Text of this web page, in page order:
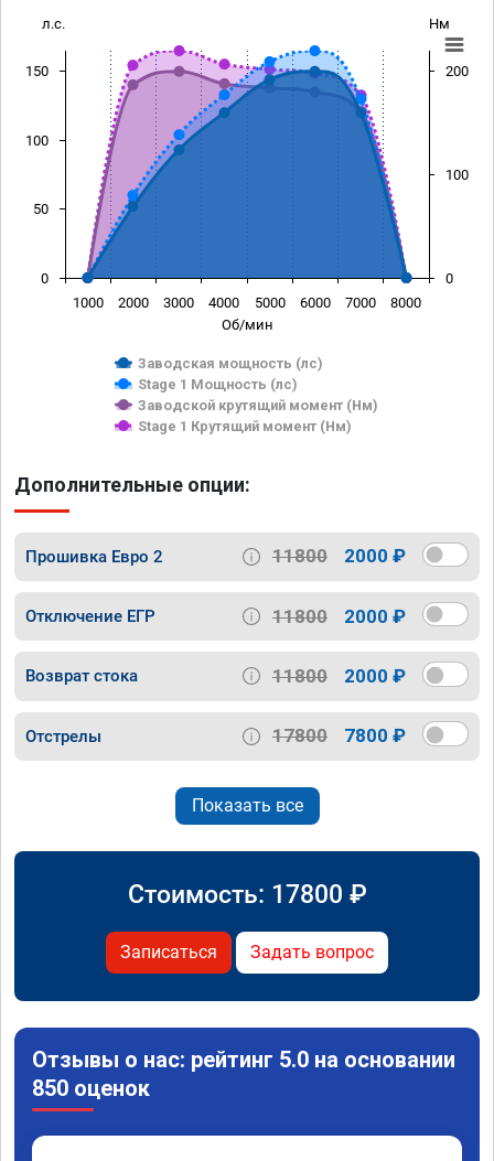
Об/мин
л.с. Нм
Заводская мощность (лс)
Stage 1 Мощность (лс)
Заводской крутящий момент (Нм)
Stage 1 Крутящий момент (Нм)
1000 2000 3000 4000 5000 6000 7000 8000
0
50
100
150
0
100
200
Дополнительные опции:
Прошивка Евро 2 11800 2000 ₽
Отключение ЕГР 11800 2000 ₽
Возврат стока 11800 2000 ₽
Отстрелы 17800 7800 ₽
Показать все
Стоимость: 17800 ₽
Записаться Задать вопрос
Отзывы о нас: рейтинг 5.0 на основании
850 оценок